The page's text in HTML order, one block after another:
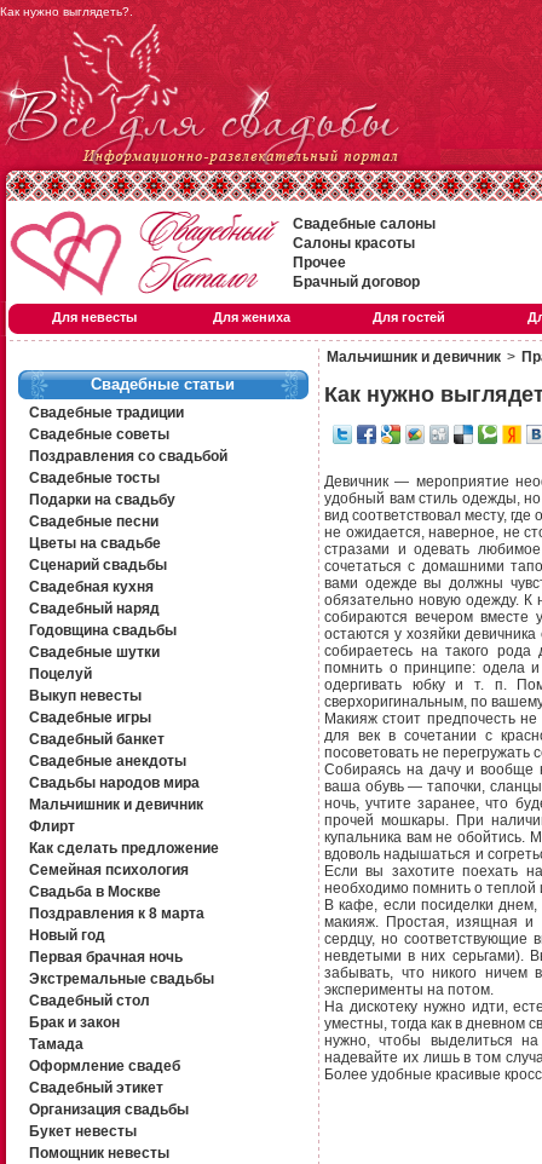
Как нужно выглядеть?.
Свадебные салоны
Салоны красоты
Прочее
Брачный договор
Для невесты Для жениха Для гостей
Свадебные статьи
Свадебные традиции
Свадебные советы
Поздравления со свадьбой
Свадебные тосты
Подарки на свадьбу
Свадебные песни
Цветы на свадьбе
Сценарий свадьбы
Свадебная кухня
Свадебный наряд
Годовщина свадьбы
Свадебные шутки
Поцелуй
Выкуп невесты
Свадебные игры
Свадебный банкет
Свадебные анекдоты
Свадьбы народов мира
Мальчишник и девичник
Флирт
Как сделать предложение
Семейная психология
Свадьба в Москве
Поздравления к 8 марта
Новый год
Первая брачная ночь
Экстремальные свадьбы
Свадебный стол
Брак и закон
Тамада
Оформление свадеб
Свадебный этикет
Организация свадьбы
Букет невесты
Помощник невесты
Мальчишник и девичник >
Как нужно
Девичник — мероприятие
удобный вам стиль одежды,
вид соответствовал месту,
не ожидается, наверное, не
стразами и одевать
сочетаться с домашними
вами одежде вы должны
обязательно новую одежду.
собираются вечером вместе
остаются у хозяйки
собираетесь на такого рода
помнить о принципе: одела
одергивать юбку и т. п.
сверхоригинальным, по
Макияж стоит предпочесть
для век в сочетании с
посоветовать не перегружать
Собираясь на дачу и вообще
ваша обувь — тапочки,
ночь, учтите заранее, что
прочей мошкары. При
купальника вам не обойтись.
вдоволь надышаться и
Если вы захотите поехать
необходимо помнить о теплой
В кафе, если посиделки днем,
макияж. Простая, изящная и
сердцу, но
невдетыми в них серьгами).
забывать, что никого ничем
эксперименты на потом.
На дискотеку нужно идти,
уместны, тогда как в дневном
нужно, чтобы выделиться
надевайте их лишь в том
Более удобные красивые